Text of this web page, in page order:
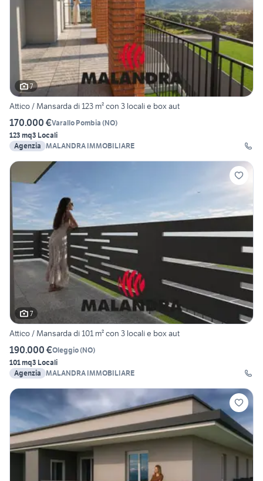
7
Attico / Mansarda di 123 m² con 3 locali e box aut
170.000 €Varallo Pombia (NO)
123 mq3 Locali
Agenzia MALANDRA IMMOBILIARE
7
Attico / Mansarda di 101 m² con 3 locali e box aut
190.000 €Oleggio(NO)
101 mq3 Locali
Agenzia MALANDRA IMMOBILIARE